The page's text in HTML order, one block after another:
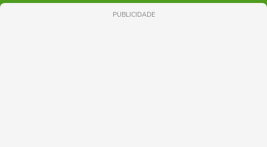
PUBLICIDADE